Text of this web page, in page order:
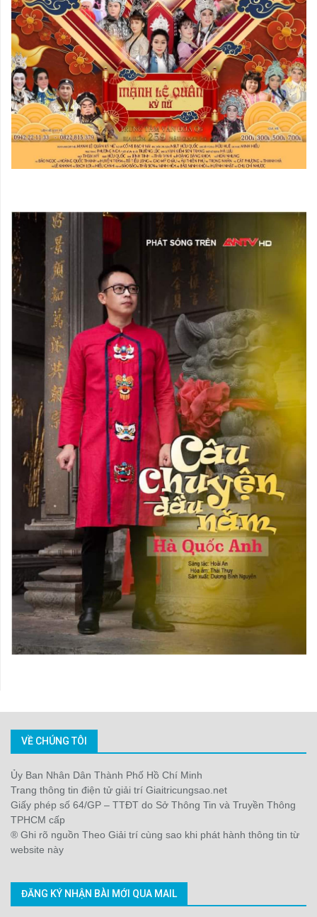
VỀ CHÚNG TÔI
Ủy Ban Nhân Dân Thành Phố Hồ Chí Minh
Trang thông tin điện tử giải trí Giaitricungsao.net
Giấy phép số 64/GP – TTĐT do Sở Thông Tin và Truyền Thông
TPHCM cấp
® Ghi rõ nguồn Theo Giải trí cùng sao khi phát hành thông tin từ
website này
ĐĂNG KÝ NHẬN BÀI MỚI QUA MAIL